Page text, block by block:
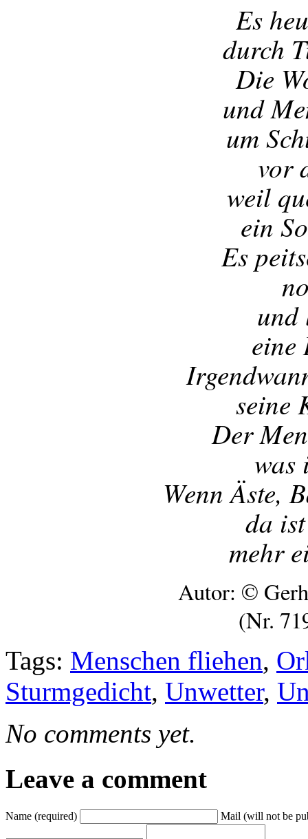
Es
durch
Die
und
um
vor
weil
ein
Es
eine
seine
Der
was
Wenn Äste,
da
mehr
Autor: ©
(Nr.
Tags: Menschen fliehen,
Sturmgedicht, Unwetter,
No comments yet.
Leave a comment
Name (required) Mail (will not be